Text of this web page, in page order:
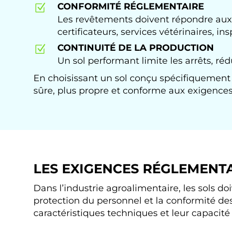
Z
CONFORMITÉ RÉGLEMENTAIRE
Les revêtements doivent répondre
certificateurs, services vétérinaires,
Z
CONTINUITÉ DE LA PRODUCTION
Un sol performant limite les arrêts,
En choisissant un sol conçu
sûre, plus propre et conforme aux
LES EXIGENCES
Dans l’industrie agroalimentaire, les sols
protection du personnel et la conformité
caractéristiques techniques et leur